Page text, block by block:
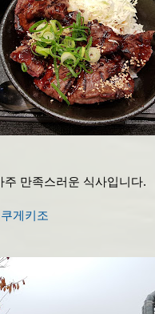
만족스러운 식사입니다.
게키조